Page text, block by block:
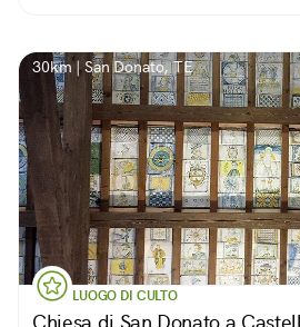
30km | San Donato, TE
LUOGO DI CULTO